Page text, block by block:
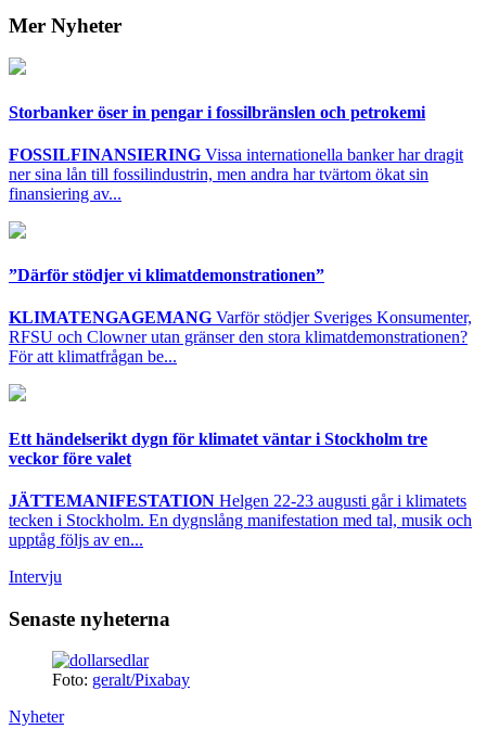
Mer Nyheter
Storbanker öser in pengar i fossilbränslen och petrokemi
FOSSILFINANSIERING Vissa internationella banker har dragit
ner sina lån till fossilindustrin, men andra har tvärtom ökat sin
finansiering av...
”Därför stödjer vi klimatdemonstrationen”
KLIMATENGAGEMANG Varför stödjer Sveriges Konsumenter,
RFSU och Clowner utan gränser den stora klimatdemonstrationen?
För att klimatfrågan be...
Ett händelserikt dygn för klimatet väntar i Stockholm tre
veckor före valet
JÄTTEMANIFESTATION Helgen 22-23 augusti går i klimatets
tecken i Stockholm. En dygnslång manifestation med tal, musik och
upptåg följs av en...
Intervju
Senaste nyheterna
Foto: geralt/Pixabay
Nyheter